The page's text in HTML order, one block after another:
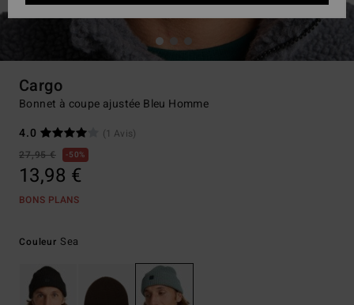
Cargo
Bonnet à coupe ajustée Bleu Homme
4.0
(1 Avis)
27,95 €
50%
13,98 €
BONS PLANS
Couleur Sea